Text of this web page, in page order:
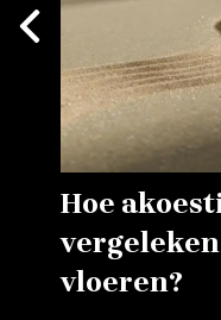
Hoe
vloeren?